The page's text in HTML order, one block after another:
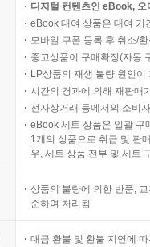
디지털 컨텐츠인 eBook,
eBook 대여 상품은 대여 기
모바일 쿠폰 등록 후 취소/
중고상품이 구매확정(자동
LP상품의 재생 불량 원인
시간의 경과에 의해 재판매
전자상거래 등에서의 소비
eBook 세트 상품은 일괄 구
1개의 상품으로 취급 및 판
우, 세트 상품 전부 및 세트
상품의 불량에 의한 반품,
준하여 처리됨
대금 환불 및 환불 지연에